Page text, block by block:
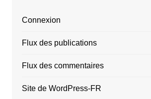
Connexion
Flux des publications
Flux des commentaires
Site de WordPress-FR